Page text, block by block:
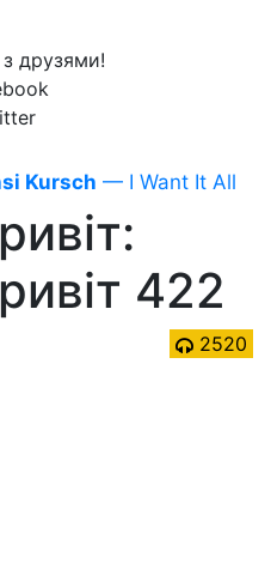
з друзями!
Kursch — I Want It All
422
2520